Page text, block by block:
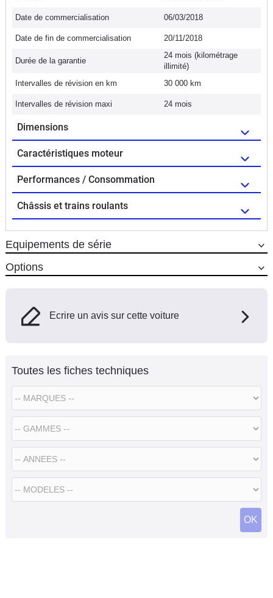
Date de commercialisation 06/03/2018
Date de fin de commercialisation 20/11/2018
Durée de la garantie
24 mois (kilométrage
illimité)
Intervalles de révision en km
30 000 km
Intervalles de révision maxi 24 mois
Dimensions
Caractéristiques moteur
Performances / Consommation
Châssis et trains roulants
Equipements de série
Options
Ecrire un avis sur cette voiture
Toutes les fiches techniques